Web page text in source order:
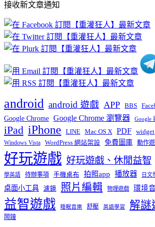
文
章
分
類
接收新文章通知
android android 遊戲 APP BBS
Google Chrome Google Chrome 瀏覽器 Google
iPad iPhone LINE Mac OS X PDF widget
Windows Vista WordPress 網站架設 免費圖庫 動作
好玩遊戲 好玩遊戲、休閒益智
學英語 待辦事項 手機桌布 拍照app 播放器 日文
桌面小工具 濾鏡 照片編輯 物理遊戲 環境音
益智遊戲 睡眠音樂 舒壓 英語學習 解謎
鬧鐘